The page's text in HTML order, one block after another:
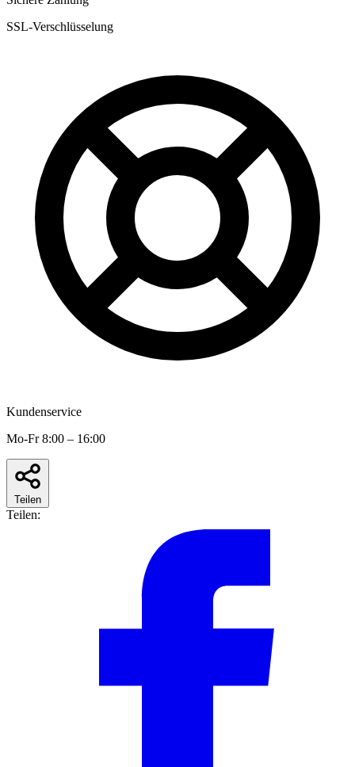
SSL-Verschlüsselung
Kundenservice
Mo-Fr 8:00 – 16:00
Teilen
Teilen: